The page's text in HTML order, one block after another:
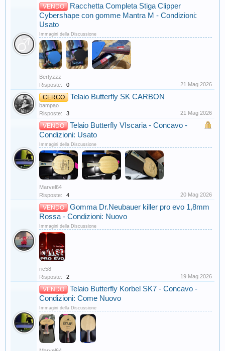
VENDO
Racchetta Completa Stiga Clipper
Cybershape con gomme Mantra M - Condizioni:
Usato
Immagini della Discussione
Bertyzzz
Risposte:
0 21 Mag 2026
CERCO Telaio Butterfly SK CARBON
bampao
Risposte:
3 21 Mag 2026
VENDO
Telaio Butterfly VIscaria - Concavo -
Condizioni: Usato
Immagini della Discussione
Marvel64
Risposte:
4 20 Mag 2026
VENDO
Gomma Dr.Neubauer killer pro evo 1,8mm
Rossa - Condizioni: Nuovo
Immagini della Discussione
ric58
Risposte:
2 19 Mag 2026
VENDO
Telaio Butterfly Korbel SK7 - Concavo -
Condizioni: Come Nuovo
Immagini della Discussione